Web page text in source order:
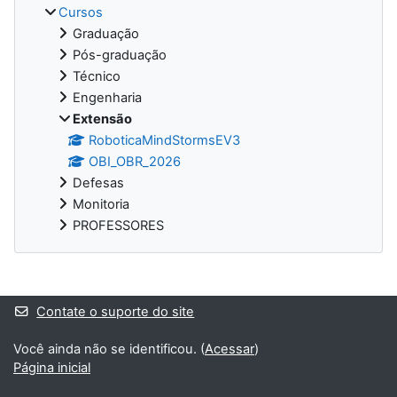
Cursos
Graduação
Pós-graduação
Técnico
Engenharia
Extensão
RoboticaMindStormsEV3
OBI_OBR_2026
Defesas
Monitoria
PROFESSORES
Blocos suplementares
Contate o suporte do site
Você ainda não se identificou. (Acessar)
Página inicial